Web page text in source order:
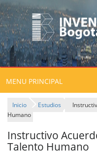
MENU PRINCIPAL
Inicio Estudios
Humano
Instructivo
Talento Humano